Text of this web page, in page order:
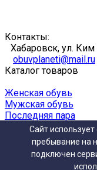
Сайт
пребывание на
подключен
Контакты:
Хабаровск, ул.
obuvplaneti@mail.ru
Каталог товаров
Женская обувь
Мужская обувь
Последняя пара
Полный каталог
Помощь
Доставка и оплата